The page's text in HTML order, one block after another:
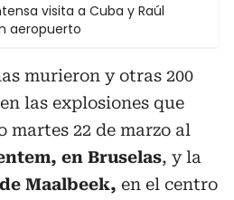
visita a Cuba y Raúl
aeropuerto
murieron y otras 200
las explosiones que
martes 22 de marzo al
en Bruselas, y la
Maalbeek, en el centro